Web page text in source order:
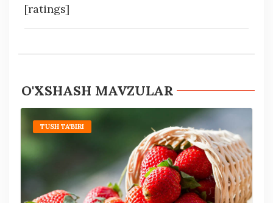
[ratings]
O'XSHASH MAVZULAR
TUSH TA'BIRI